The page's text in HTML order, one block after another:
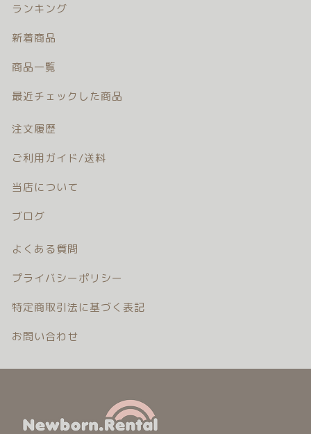
ランキング
新着商品
商品一覧
最近チェックした商品
注文履歴
ご利用ガイド/送料
当店について
ブログ
よくある質問
プライバシーポリシー
特定商取引法に基づく表記
お問い合わせ